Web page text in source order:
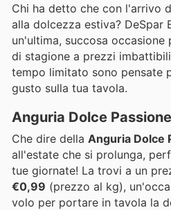
Chi ha detto che con l'arrivo
alla dolcezza estiva? DeSpar
un'ultima, succosa
di stagione a prezzi
tempo limitato sono pensate
gusto sulla tua tavola.
Anguria Dolce
Che dire della Anguria Dolce
all'estate che si prolunga,
tue giornate! La trovi a un
€0,99 (prezzo al kg),
volo per portare in tavola la